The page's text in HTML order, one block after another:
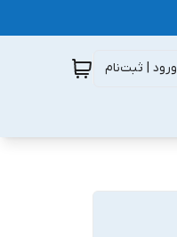
ورود | ثبت‌نام